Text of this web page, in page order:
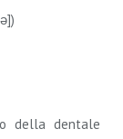
della dentale